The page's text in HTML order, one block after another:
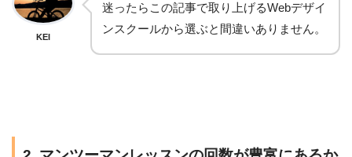
KEI
迷ったらこの記事で取り上げるWebデザイ
ンスクールから選ぶと間違いありません。